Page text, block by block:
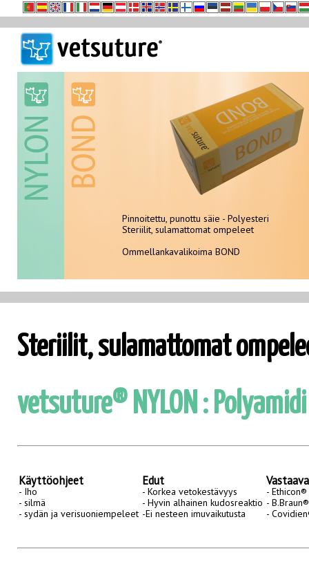
Steriilit, sulamattomat ompeleet
Ommellankavalikoima NYLON
Pinnoitettu, punottu säie - Polyesteri
Steriilit, sulamattomat ompeleet
Ommellankavalikoima BOND
Steriilit, sulamattomat
vetsuture® NYLON :
Käyttöohjeet
- Iho
- silmä
- sydän ja verisuoniempeleet
Edut
- Korkea vetokestävyys
- Hyvin alhainen kudosreaktio
-Ei nesteen imuvaikutusta
-
-
-